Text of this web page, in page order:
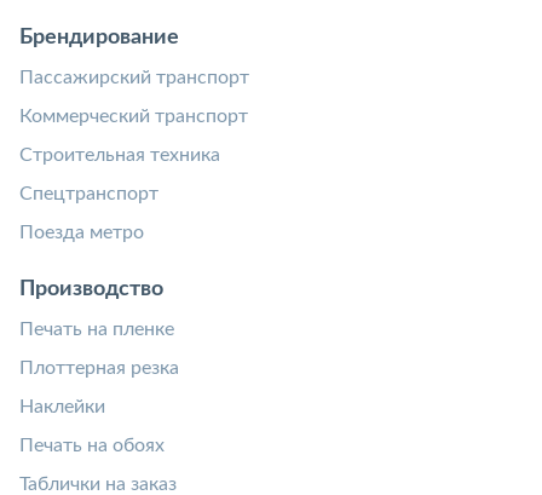
Брендирование
Пассажирский транспорт
Коммерческий транспорт
Строительная техника
Спецтранспорт
Поезда метро
Производство
Печать на пленке
Плоттерная резка
Наклейки
Печать на обоях
Таблички на заказ